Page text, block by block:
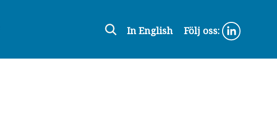
In English Följ oss: